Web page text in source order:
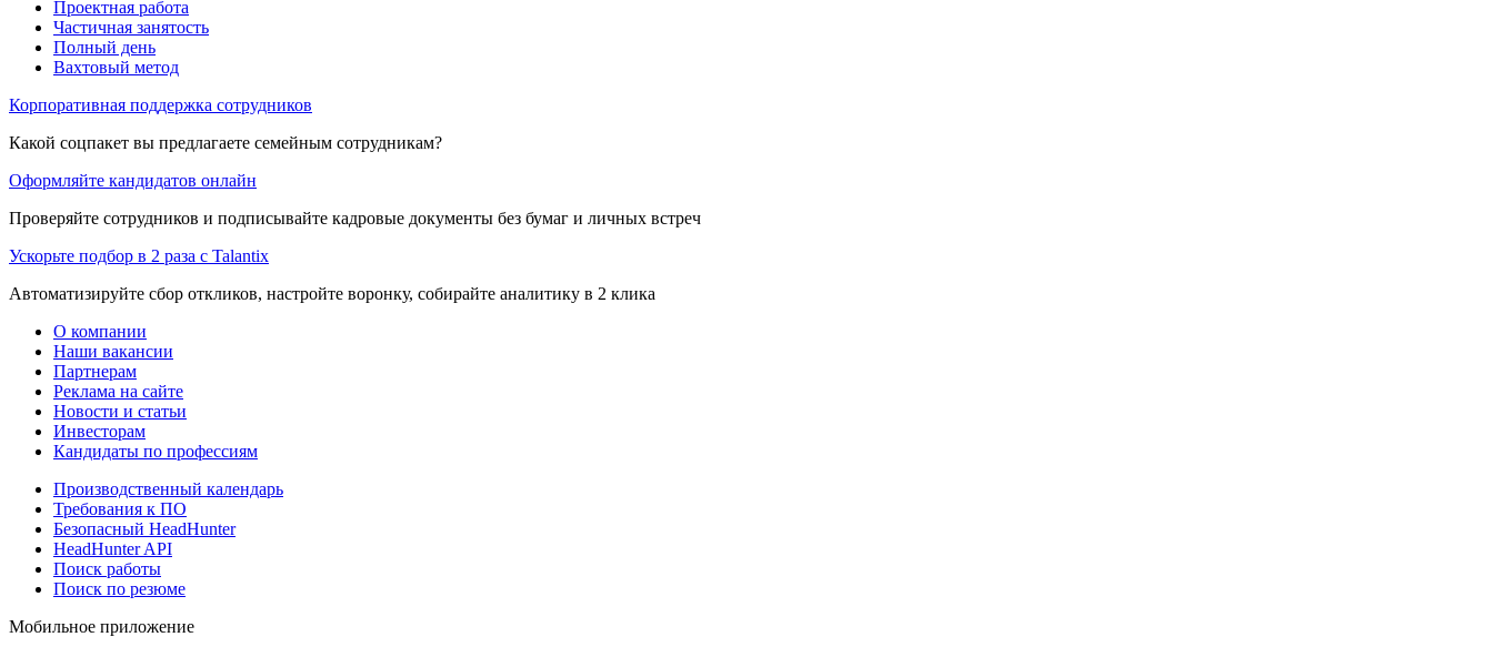
Проектная работа
Частичная занятость
Полный день
Вахтовый метод
Корпоративная поддержка сотрудников
Какой соцпакет вы предлагаете семейным сотрудникам?
Оформляйте кандидатов онлайн
Проверяйте сотрудников и подписывайте кадровые документы без бумаг и личных встреч
Ускорьте подбор в 2 раза с Talantix
Автоматизируйте сбор откликов, настройте воронку, собирайте аналитику в 2 клика
О компании
Наши вакансии
Партнерам
Реклама на сайте
Новости и статьи
Инвесторам
Кандидаты по профессиям
Производственный календарь
Требования к ПО
Безопасный HeadHunter
HeadHunter API
Поиск работы
Поиск по резюме
Мобильное приложение